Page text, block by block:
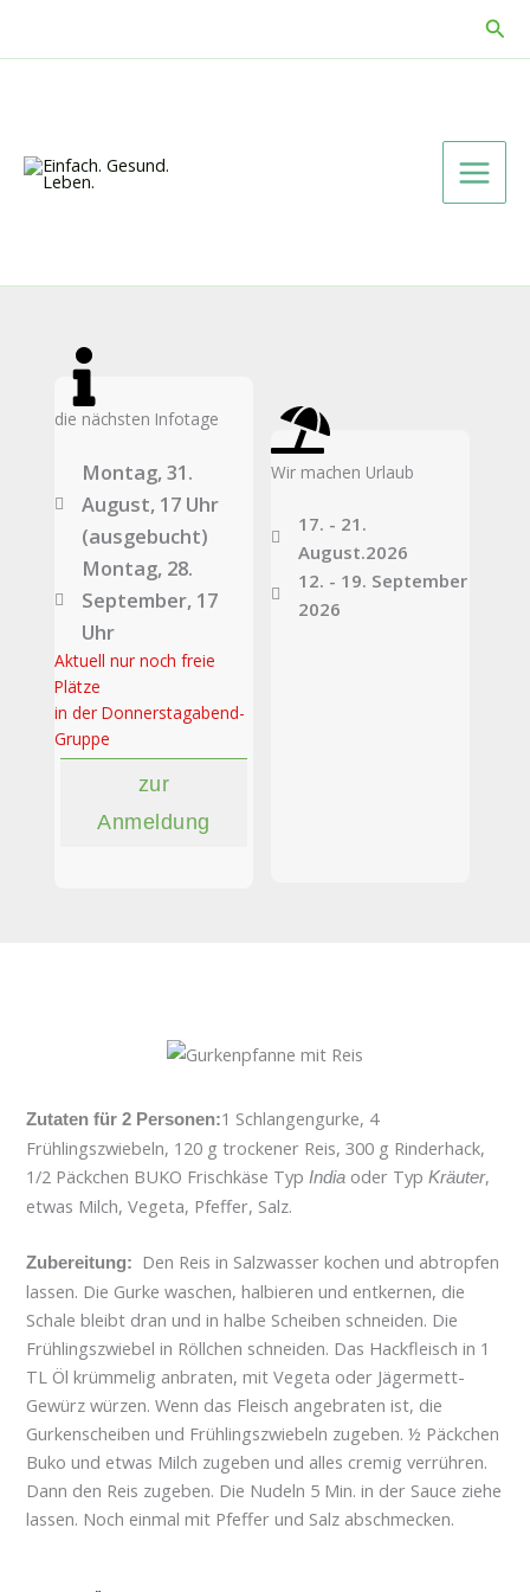
die nächsten Infotage
Montag, 31.
August, 17 Uhr
(ausgebucht)
Montag, 28.
September, 17
Uhr
Aktuell nur noch freie
Plätze
in der Donnerstagabend-
Gruppe
zur
Anmeldung
Wir machen Urlaub
17. - 21.
August.2026
12. - 19. September
2026
Zutaten für 2 Personen:1 Schlangengurke, 4
Frühlingszwiebeln, 120 g trockener Reis, 300 g Rinderhack,
1/2 Päckchen BUKO Frischkäse Typ India oder TypKräuter,
etwas Milch, Vegeta, Pfeffer, Salz.
Zubereitung:
Den Reis in Salzwasser kochen und abtropfen
lassen. Die Gurke waschen, halbieren und entkernen, die
Schale bleibt dran und in halbe Scheiben schneiden. Die
Frühlingszwiebel in Röllchen schneiden. Das Hackfleisch in 1
TL Öl krümmelig anbraten, mit Vegeta oder Jägermett-
Gewürz würzen. Wenn das Fleisch angebraten ist, die
Gurkenscheiben und Frühlingszwiebeln zugeben. ½ Päckchen
Buko und etwas Milch zugeben und alles cremig verrühren.
Dann den Reis zugeben. Die Nudeln 5 Min. in der Sauce ziehe
lassen. Noch einmal mit Pfeffer und Salz abschmecken.